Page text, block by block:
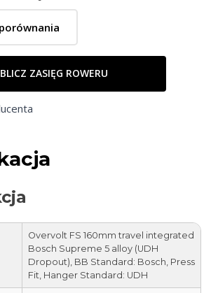
ZASIĘG ROWERU
Overvolt FS 160mm travel integrated
Bosch Supreme 5 alloy (UDH
Dropout), BB Standard: Bosch, Press
Fit, Hanger Standard: UDH